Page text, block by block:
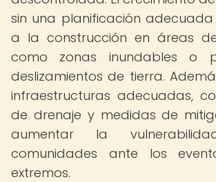
sin una planificación
a la construcción en áreas
como zonas inundables o
deslizamientos de tierra.
infraestructuras adecuadas,
de drenaje y medidas de
aumentar la
comunidades ante los
extremos.